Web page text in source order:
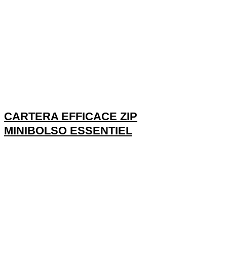
CARTERA EFFICACE ZIP
MINIBOLSO ESSENTIEL